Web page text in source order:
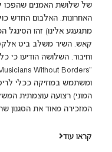
של שלושת האמנים שהפכו
מתגעגע אלינו) זהו הסינגל
קאש. השיר משלב ביט
וחיבור. השלושה הודיעו כי
המוני) רצועה עוצמתית
המזכירה מאוד את הסגנון
קראו עוד